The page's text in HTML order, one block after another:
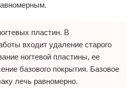
пластин. В
входит удаление старого
ногтевой пластины, ее
базового покрытия. Базовое
лечь равномерно.